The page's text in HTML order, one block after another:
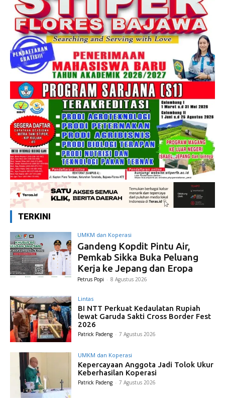
TERKINI
UMKM dan Koperasi
Gandeng Kopdit Pintu Air,
Pemkab Sikka Buka Peluang
Kerja ke Jepang dan Eropa
Petrus Popi - 8 Agustus 2026
Lintas
BI NTT Perkuat Kedaulatan Rupiah
lewat Garuda Sakti Cross Border Fest
2026
Patrick Padeng - 7 Agustus 2026
UMKM dan Koperasi
Kepercayaan Anggota Jadi Tolok Ukur
Keberhasilan Koperasi
Patrick Padeng - 7 Agustus 2026